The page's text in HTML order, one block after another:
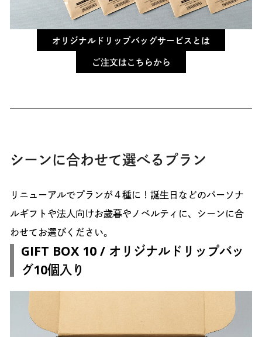
オリジナルドリップバッグサービスとは
ご注文はこちらから
シーンに合わせて選べるプラン
リニューアルでプランが４種に！誕生日などのパーソナ
ルギフトや法人向けお歳暮やノベルティに、シーンに合
わせてお選びください。
GIFT BOX 10 / オリジナルドリップバッ
グ10個入り